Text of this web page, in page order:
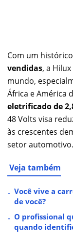
Com um
vendidas, a
mundo,
África e América
eletrificado de
48 Volts visa
às crescentes
setor automotivo.
Veja também
Você vive a
de você?
O profissional
quando